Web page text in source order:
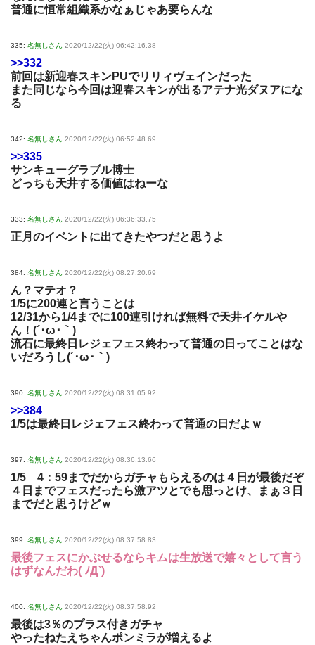
普通に恒常組織系かなぁじゃあ要らんな
335: 名無しさん 2020/12/22(火) 06:42:16.38
>>332
前回は新迎春スキンPUでリリィヴェインだった
また同じなら今回は迎春スキンが出るアテナ光ダヌアにな
る
342: 名無しさん 2020/12/22(火) 06:52:48.69
>>335
サンキューグラブル博士
どっちも天井する価値はねーな
333: 名無しさん 2020/12/22(火) 06:36:33.75
正月のイベントに出てきたやつだと思うよ
384: 名無しさん 2020/12/22(火) 08:27:20.69
ん？マテオ？
1/5に200連と言うことは
12/31から1/4までに100連引ければ無料で天井イケルや
ん！(´･ω･｀)
流石に最終日レジェフェス終わって普通の日ってことはな
いだろうし(´･ω･｀)
390: 名無しさん 2020/12/22(火) 08:31:05.92
>>384
1/5は最終日レジェフェス終わって普通の日だよｗ
397: 名無しさん 2020/12/22(火) 08:36:13.66
1/5 4：59までだからガチャもらえるのは４日が最後だぞ
４日までフェスだったら激アツとでも思っとけ、まぁ３日
までだと思うけどｗ
399: 名無しさん 2020/12/22(火) 08:37:58.83
最後フェスにかぶせるならキムは生放送で嬉々として言う
はずなんだわ( ﾉД`)
400: 名無しさん 2020/12/22(火) 08:37:58.92
最後は3％のプラス付きガチャ
やったねたえちゃんポンミラが増えるよ